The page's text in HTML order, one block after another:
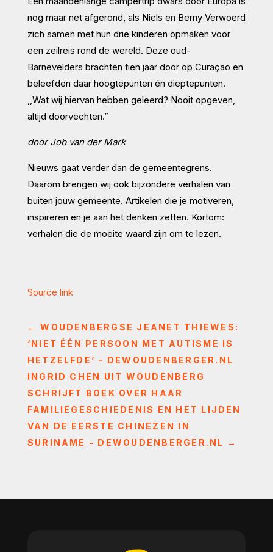
nog maar net afgerond, als Niels en Berny Verwoerd
zich samen met hun drie kinderen opmaken voor
een zeilreis rond de wereld. Deze oud-
Barnevelders brachten tien jaar door op Curaçao en
beleefden daar hoogtepunten én dieptepunten.
,,Wat wij hiervan hebben geleerd? Nooit opgeven,
altijd doorvechten.”
door Job van der Mark
Nieuws gaat verder dan de gemeentegrens.
Daarom brengen wij ook bijzondere verhalen van
buiten jouw gemeente. Artikelen die je motiveren,
inspireren en je aan het denken zetten. Kortom:
verhalen die de moeite waard zijn om te lezen.
Source link
←WOUDENBERGSE JEANET THIEWES:
‘NIET ÉÉN PERSOON MET AUTISME IS
HETZELFDE’ - DEWOUDENBERGER.NL
INGRID CHEN UIT WOUDENBERG
SCHRIJFT BOEK OVER HAAR
FAMILIEGESCHIEDENIS EN HET LIJDEN
VAN DE EERSTE CHINEZEN IN
SURINAME - DEWOUDENBERGER.NL →